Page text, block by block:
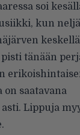
soi
kun
tänään
saatavana
Lippuja